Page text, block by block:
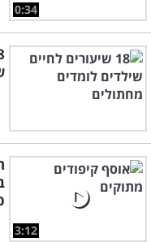
0:34
3:12